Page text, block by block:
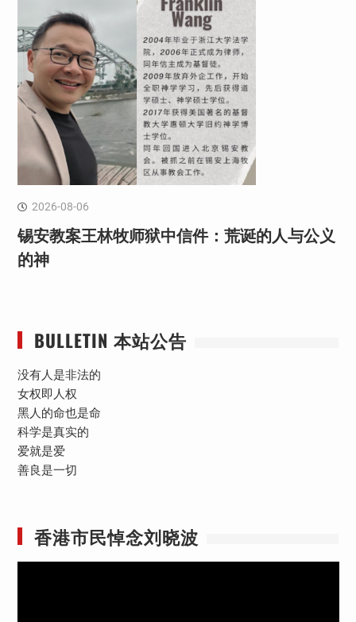
2026-08-06
锡安教案王林牧师狱中信件：荒诞的人与公义
的神
BULLETIN 本站公告
没有人是非法的
女权即人权
黑人的命也是命
科学是真实的
爱就是爱
善良是一切
香港市民悼念刘晓波